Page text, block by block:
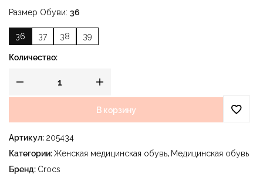
Размер Обуви 36
36 37 38 39
Количество:
В корзину
Артикул: 205434
Категории:Женская медицинская обувь, Медицинская обувь
Бренд: Crocs